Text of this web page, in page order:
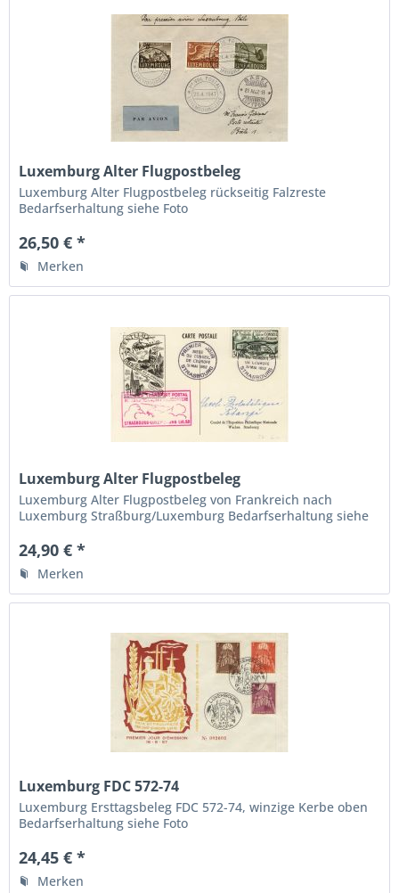
Luxemburg Alter Flugpostbeleg
Luxemburg Alter Flugpostbeleg rückseitig Falzreste
Bedarfserhaltung siehe Foto
26,50 € *
Merken
Luxemburg Alter Flugpostbeleg
Luxemburg Alter Flugpostbeleg von Frankreich nach
Luxemburg Straßburg/Luxemburg Bedarfserhaltung siehe
24,90 € *
Merken
Luxemburg FDC 572-74
Luxemburg Ersttagsbeleg FDC 572-74, winzige Kerbe oben
Bedarfserhaltung siehe Foto
24,45 € *
Merken